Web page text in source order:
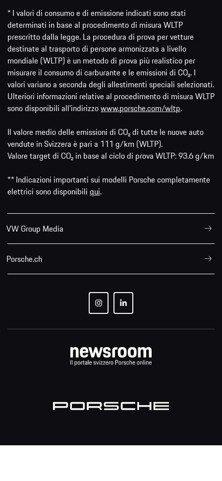
* I valori di consumo e di emissione indicati sono stati
determinati in base al procedimento di misura WLTP
prescritto dalla legge. La procedura di prova per vetture
destinate al trasporto di persone armonizzata a livello
mondiale (WLTP) è un metodo di prova più realistico per
misurare il consumo di carburante e le emissioni di CO₂. I
valori variano a seconda degli allestimenti speciali selezionati.
Ulteriori informazioni relative al procedimento di misura WLTP
sono disponibili all'indirizzowww.porsche.com/wltp.
Il valore medio delle emissioni di CO₂ di tutte le nuove auto
vendute in Svizzera è pari a 111 g/km (WLTP).
Valore target di CO₂ in base al ciclo di prova WLTP: 93.6 g/km
** Indicazioni importanti sui modelli Porsche completamente
elettrici sono disponibili qui.
VW Group Media
Porsche.ch